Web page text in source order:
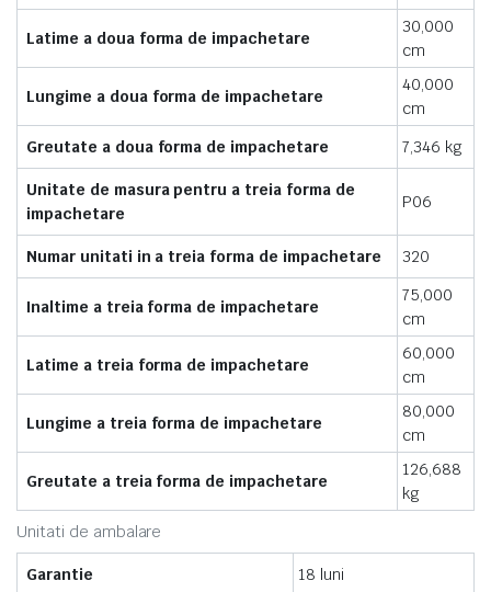
Unitati de ambalare
Latime a doua forma de impachetare
30,000
cm
Lungime a doua forma de impachetare
40,000
cm
Greutate a doua forma de impachetare
7,346 kg
Unitate de masura pentru a treia forma de
impachetare
P06
Numar unitati in a treia forma de impachetare 320
Inaltime a treia forma de impachetare
75,000
cm
Latime a treia forma de impachetare
60,000
cm
Lungime a treia forma de impachetare
80,000
cm
Greutate a treia forma de impachetare
126,688
kg
Garantie 18 luni